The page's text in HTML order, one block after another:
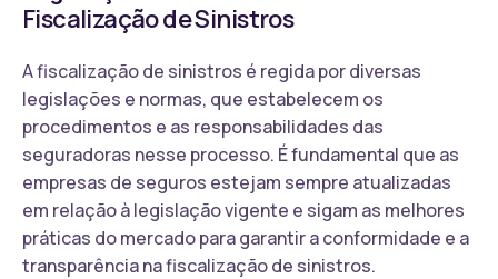
Fiscalização de Sinistros
A fiscalização de sinistros é regida por diversas
legislações e normas, que estabelecem os
procedimentos e as responsabilidades das
seguradoras nesse processo. É fundamental que as
empresas de seguros estejam sempre atualizadas
em relação à legislação vigente e sigam as melhores
práticas do mercado para garantir a conformidade e a
transparência na fiscalização de sinistros.